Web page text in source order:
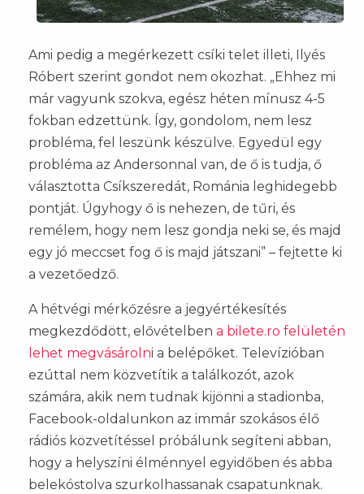
Ami pedig a megérkezett csíki telet illeti, Ilyés
Róbert szerint gondot nem okozhat. „Ehhez mi
már vagyunk szokva, egész héten mínusz 4-5
fokban edzettünk. Így, gondolom, nem lesz
probléma, fel leszünk készülve. Egyedül egy
probléma az Andersonnal van, de ő is tudja, ő
választotta Csíkszeredát, Románia leghidegebb
pontját. Úgyhogy ő is nehezen, de tűri, és
remélem, hogy nem lesz gondja neki se, és majd
egy jó meccset fog ő is majd játszani” – fejtette ki
a vezetőedző.
A hétvégi mérkőzésre a jegyértékesítés
megkezdődött, elővételben a bilete.ro felületén
lehet megvásárolni a belépőket. Televízióban
ezúttal nem közvetítik a találkozót, azok
számára, akik nem tudnak kijönni a stadionba,
Facebook-oldalunkon az immár szokásos élő
rádiós közvetítéssel próbálunk segíteni abban,
hogy a helyszíni élménnyel egyidőben és abba
belekóstolva szurkolhassanak csapatunknak.